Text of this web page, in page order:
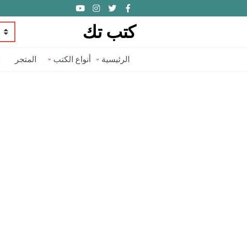
كتب تك
م
الرئيسية أنواع الكتب المتجر